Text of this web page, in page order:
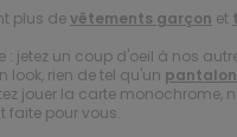
plus devêtements garçon et
: jetez un coup d'oeil à nos
look, rien de tel qu'un
jouer la carte monochrome,
faite pour vous.